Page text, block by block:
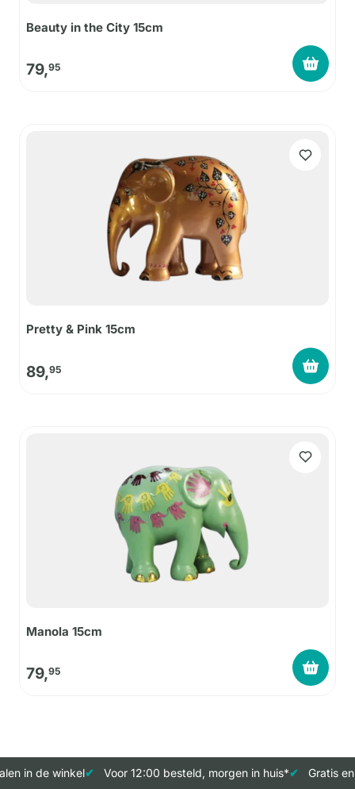
Beauty in the City 15cm
79,95
Pretty & Pink 15cm
89,95
Manola 15cm
79,95
in de winkel Voor 12:00 besteld, morgen in huis* Gratis